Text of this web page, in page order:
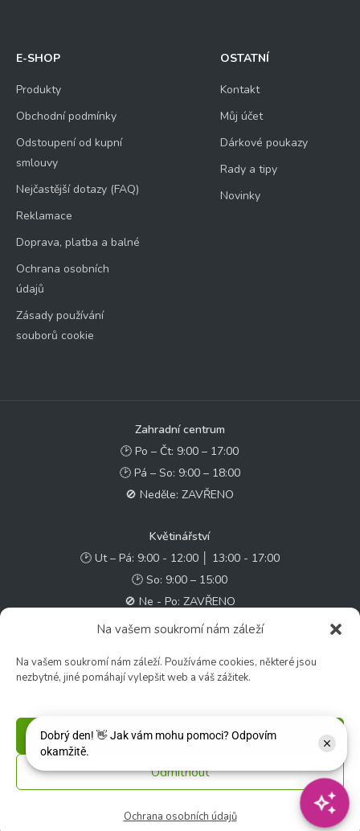
Na vašem soukromí nám záleží
Na vašem soukromí nám záleží. Používáme cookies, některé jsou
nezbytné, jiné pomáhají vylepšit web a váš zážitek.
Příjmout
Odmítnout
Ochrana osobních údajů
E-SHOP
Produkty
Obchodní podmínky
Odstoupení od kupní
smlouvy
Nejčastější dotazy (FAQ)
Reklamace
Doprava, platba a balné
Ochrana osobních
údajů
Zásady používání
souborů cookie
OSTATNÍ
Kontakt
Můj účet
Dárkové poukazy
Rady a tipy
Novinky
Zahradní centrum
🕑 Po – Čt: 9:00 – 17:00
🕑 Pá – So: 9:00 – 18:00
🚫 Neděle: ZAVŘENO
Květinářství
🕑 Ut – Pá: 9:00 - 12:00 │ 13:00 - 17:00
🕑 So: 9:00 – 15:00
🚫 Ne - Po: ZAVŘENO
✉️ e-shop@zcstrakovo.cz
© 2026 Zahradní centrum "Strakovo" s.r.o. – Všechna práva vyhrazena. |
Vytvořilo
inetio s. r. o.